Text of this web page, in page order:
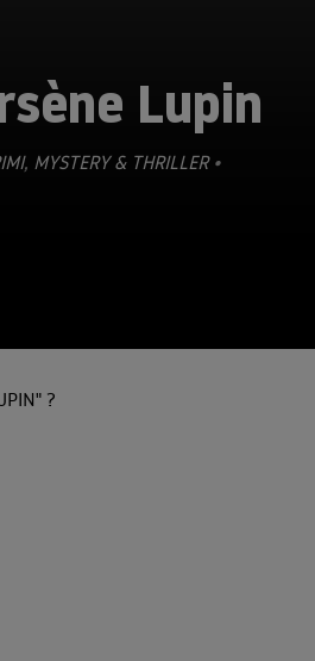
Lupin
, MYSTERY & THRILLER•
?